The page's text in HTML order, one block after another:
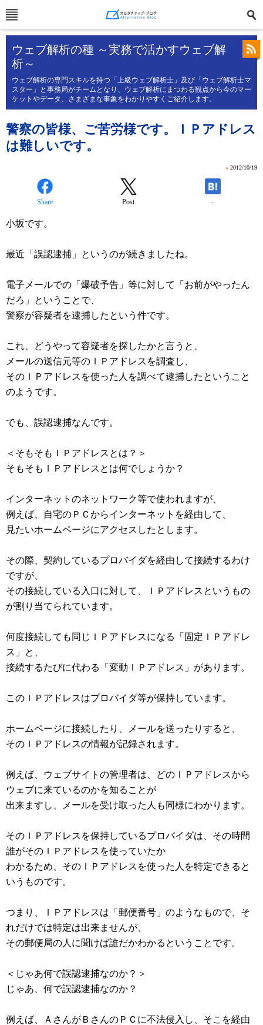
ウェブ解析の種 ～実務で活かすウェブ解
析～
ウェブ解析の専門スキルを持つ「上級ウェブ解析士」及び「ウェブ解析士マ
スター」と事務局がチームとなり、ウェブ解析にまつわる観点から今のマー
ケットやデータ、さまざまな事象をわかりやすくご紹介します。
警察の皆様、ご苦労様です。ＩＰアドレス
は難しいです。
» 2012/10/19
Share Post -
小坂です。
最近「誤認逮捕」というのが続きましたね。
電子メールでの「爆破予告」等に対して「お前がやったん
だろ」ということで、
警察が容疑者を逮捕したという件です。
これ、どうやって容疑者を探したかと言うと、
メールの送信元等のＩＰアドレスを調査し、
そのＩＰアドレスを使った人を調べて逮捕したということ
のようです。
でも、誤認逮捕なんです。
＜そもそもＩＰアドレスとは？＞
そもそもＩＰアドレスとは何でしょうか？
インターネットのネットワーク等で使われますが、
例えば、自宅のＰＣからインターネットを経由して、
見たいホームページにアクセスしたとします。
その際、契約しているプロバイダを経由して接続するわけ
ですが、
その接続している入口に対して、ＩＰアドレスというもの
が割り当てられています。
何度接続しても同じＩＰアドレスになる「固定ＩＰアドレ
ス」と、
接続するたびに代わる「変動ＩＰアドレス」があります。
このＩＰアドレスはプロバイダ等が保持しています。
ホームページに接続したり、メールを送ったりすると、
そのＩＰアドレスの情報が記録されます。
例えば、ウェブサイトの管理者は、どのＩＰアドレスから
ウェブに来ているのかを知ることが
出来ますし、メールを受け取った人も同様にわかります。
そのＩＰアドレスを保持しているプロバイダは、その時間
誰がそのＩＰアドレスを使っていたか
わかるため、そのＩＰアドレスを使った人を特定できると
いうものです。
つまり、ＩＰアドレスは「郵便番号」のようなもので、そ
れだけでは特定は出来ませんが、
その郵便局の人に聞けば誰だかわかるということです。
＜じゃあ何で誤認逮捕なのか？＞
じゃあ、何で誤認逮捕なのか？
例えば、ＡさんがＢさんのＰＣに不法侵入し、そこを経由